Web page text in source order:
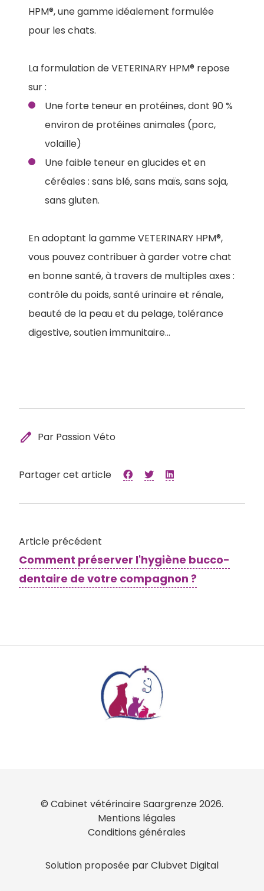
HPM®, une gamme idéalement formulée
pour les chats.
La formulation de VETERINARY HPM® repose
sur :
Une forte teneur en protéines, dont 90 %
environ de protéines animales (porc,
volaille)
Une faible teneur en glucides et en
céréales : sans blé, sans maïs, sans soja,
sans gluten.
En adoptant la gamme VETERINARY HPM®,
vous pouvez contribuer à garder votre chat
en bonne santé, à travers de multiples axes :
contrôle du poids, santé urinaire et rénale,
beauté de la peau et du pelage, tolérance
digestive, soutien immunitaire…
edit Par Passion Véto
Partager cet article
Article précédent
Comment préserver l'hygiène bucco-
dentaire de votre compagnon ?
© Cabinet vétérinaire Saargrenze 2026.
Mentions légales
Conditions générales
Solution proposée par Clubvet Digital